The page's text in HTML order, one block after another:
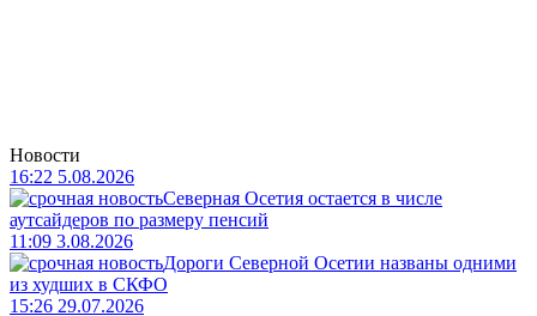
Новости
16:22 5.08.2026
Северная Осетия остается в числе
аутсайдеров по размеру пенсий
11:09 3.08.2026
Дороги Северной Осетии названы одними
из худших в СКФО
15:26 29.07.2026